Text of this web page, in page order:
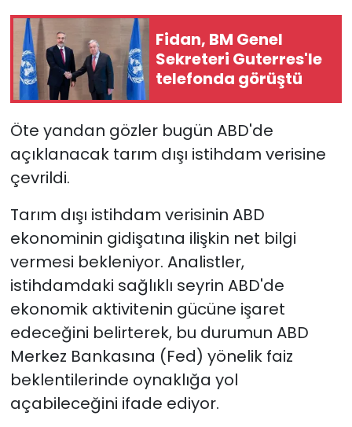
Fidan, BM Genel
Sekreteri Guterres'le
telefonda görüştü
Öte yandan gözler bugün ABD'de
açıklanacak tarım dışı istihdam verisine
çevrildi.
Tarım dışı istihdam verisinin ABD
ekonominin gidişatına ilişkin net bilgi
vermesi bekleniyor. Analistler,
istihdamdaki sağlıklı seyrin ABD'de
ekonomik aktivitenin gücüne işaret
edeceğini belirterek, bu durumun ABD
Merkez Bankasına (Fed) yönelik faiz
beklentilerinde oynaklığa yol
açabileceğini ifade ediyor.